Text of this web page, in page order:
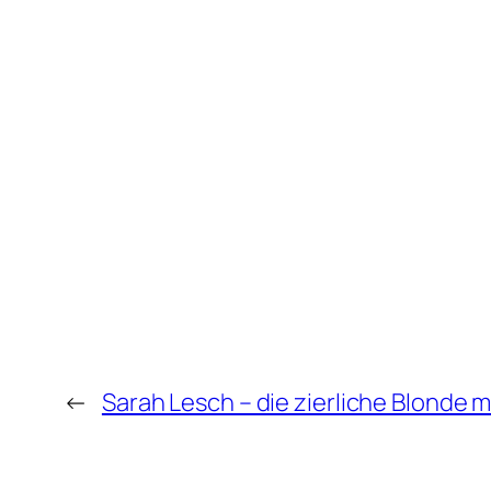
← Sarah Lesch – die zierliche Blonde